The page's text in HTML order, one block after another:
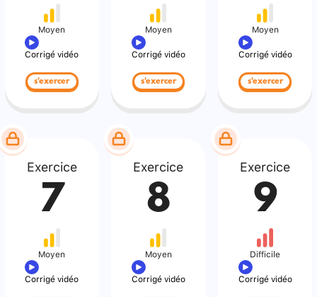
Moyen
Corrigé vidéo
s'exercer
Moyen
Corrigé vidéo
s'exercer
Moyen
Corrigé vidéo
s'exercer
Exercice
7
Moyen
Corrigé vidéo
Exercice
8
Moyen
Corrigé vidéo
Exercice
9
Difficile
Corrigé vidéo